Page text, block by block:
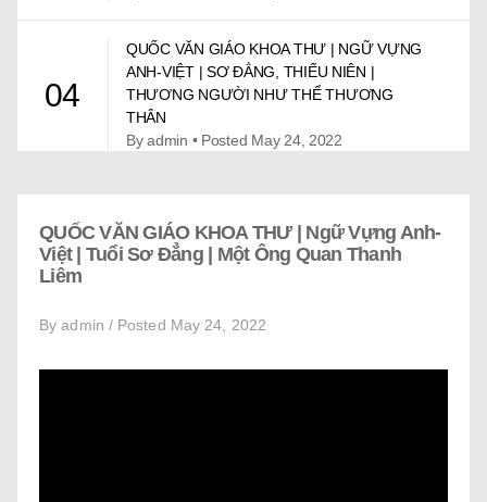
Giới Thiệu
Trung Tâm Việt Ngữ
04
QUỐC VĂN GIÁO KHOA THƯ | NGỮ VỰNG
ANH-VIỆT | SƠ ĐẲNG, THIẾU NIÊN |
THƯƠNG NGƯỜI NHƯ THỂ THƯƠNG
THÂN
By admin • Posted May 24, 2022
05
QUỐC VĂN GIÁO KHOA THƯ | NGỮ VỰNG
ANH-VIỆT | TUỔI DỰ BỊ | HỒ HOÀN KIẾM Ở
HÀ NỘI
By admin • Posted May 24, 2022
06
QUỐC VĂN GIÁO KHOA THƯ | NGỮ VỰNG
SẼ VÀ CÓ NGĂN NẮP
QUỐC VĂN GIÁO KHOA THƯ | Ngữ Vựng Anh-
Việt | Tuổi Sơ Đẳng | Một Ông Quan Thanh
Liêm
By admin / Posted May 24, 2022